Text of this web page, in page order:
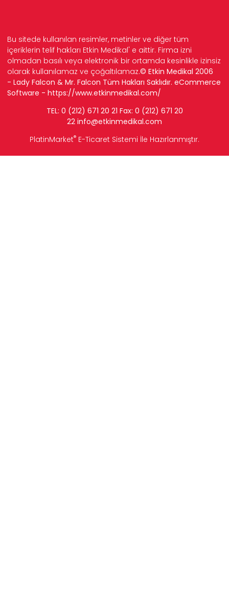
Bu sitede kullanılan resimler, metinler ve diğer tüm
içeriklerin telif hakları Etkin Medikal' e aittir. Firma izni
olmadan basılı veya elektronik bir ortamda kesinlikle izinsiz
olarak kullanılamaz ve çoğaltılamaz.© Etkin Medikal 2006
- Lady Falcon & Mr. Falcon Tüm Hakları Saklıdır. eCommerce
Software - https://www.etkinmedikal.com/
TEL: 0 (212) 671 20 21 Fax: 0 (212) 671 20
22 info@etkinmedikal.com
PlatinMarket® E-Ticaret Sistemi İle Hazırlanmıştır.